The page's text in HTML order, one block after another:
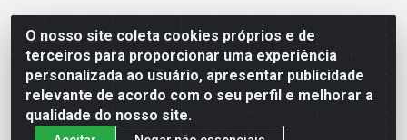
O nosso site coleta cookies próprios e de
terceiros para proporcionar uma experiência
personalizada ao usuário, apresentar publicidade
relevante de acordo com o seu perfil e melhorar a
qualidade do nosso site.
Esperança Nordeste - Rua Professor Caldas Filho, 291 -
Estância - Recife / PE CEP: 50771-335 - CNPJ
03.666.136/0001-23